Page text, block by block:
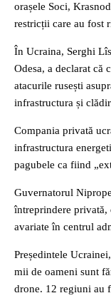
orașele Soci,
restricții care au fost
În Ucraina, Serghi
Odesa, a declarat că
atacurile rusești
infrastructura și
Compania privată
infrastructura
pagubele ca fiind
Guvernatorul
întreprindere privată,
avariate în centrul
Președintele
mii de oameni sunt
drone. 12 regiuni au